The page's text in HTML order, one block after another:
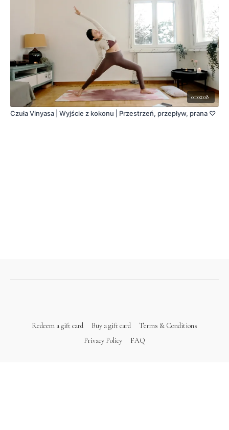
01:02:08
Czuła Vinyasa | Wyjście z kokonu | Przestrzeń, przepływ, prana ♡
Redeem a gift card Buy a gift card
Terms & Conditions
Privacy Policy
FAQ